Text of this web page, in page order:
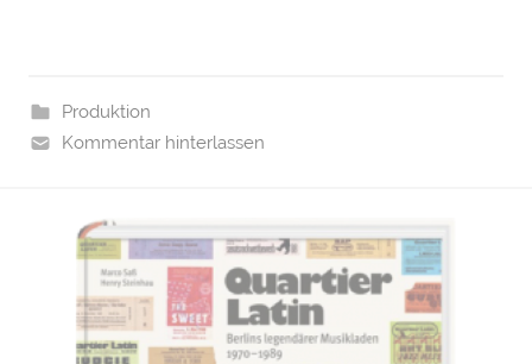
Produktion
Kommentar hinterlassen